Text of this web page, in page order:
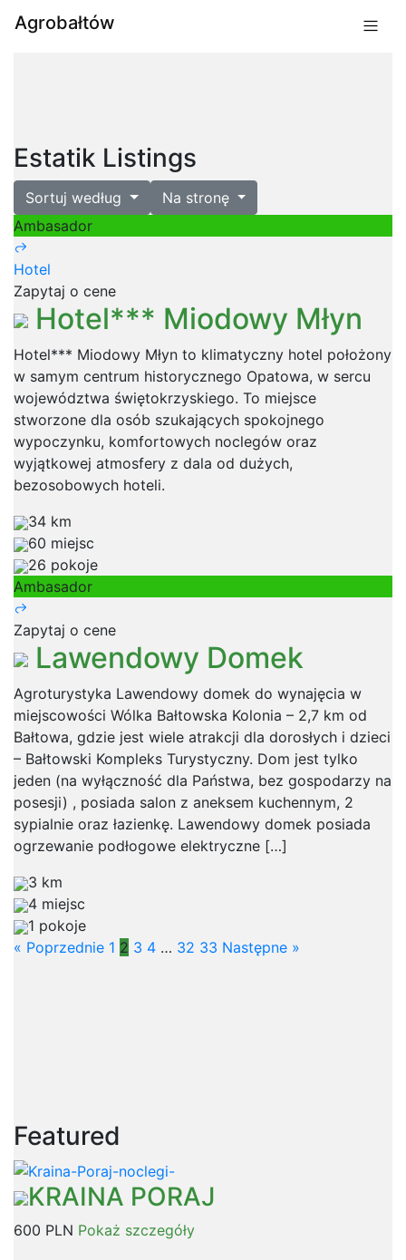
Agrobałtów
Estatik Listings
Sortuj według
Na stronę
Ambasador
Hotel
Zapytaj o cene
Hotel*** Miodowy Młyn
Hotel*** Miodowy Młyn to klimatyczny hotel położony
w samym centrum historycznego Opatowa, w sercu
województwa świętokrzyskiego. To miejsce
stworzone dla osób szukających spokojnego
wypoczynku, komfortowych noclegów oraz
wyjątkowej atmosfery z dala od dużych,
bezosobowych hoteli.
34 km
60 miejsc
26 pokoje
Ambasador
Zapytaj o cene
Lawendowy Domek
Agroturystyka Lawendowy domek do wynajęcia w
miejscowości Wólka Bałtowska Kolonia – 2,7 km od
Bałtowa, gdzie jest wiele atrakcji dla dorosłych i dzieci
– Bałtowski Kompleks Turystyczny. Dom jest tylko
jeden (na wyłączność dla Państwa, bez gospodarzy na
posesji) , posiada salon z aneksem kuchennym, 2
sypialnie oraz łazienkę. Lawendowy domek posiada
ogrzewanie podłogowe elektryczne […]
3 km
4 miejsc
1 pokoje
« Poprzednie 1 2 3 4 … 32 33 Następne »
Featured
KRAINA PORAJ
600 PLN Pokaż szczegóły